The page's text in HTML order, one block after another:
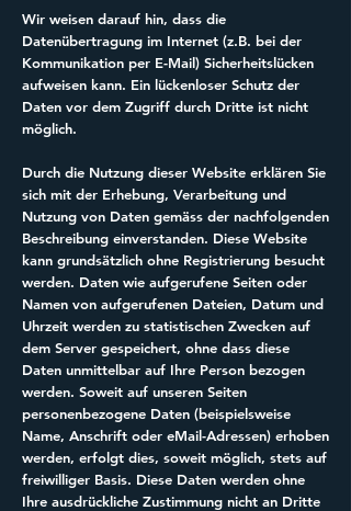
Wir weisen darauf hin, dass die
Datenübertragung im Internet (z.B. bei der
Kommunikation per E-Mail) Sicherheitslücken
aufweisen kann. Ein lückenloser Schutz der
Daten vor dem Zugriff durch Dritte ist nicht
möglich.
Durch die Nutzung dieser Website erklären Sie
sich mit der Erhebung, Verarbeitung und
Nutzung von Daten gemäss der nachfolgenden
Beschreibung einverstanden. Diese Website
kann grundsätzlich ohne Registrierung besucht
werden. Daten wie aufgerufene Seiten oder
Namen von aufgerufenen Dateien, Datum und
Uhrzeit werden zu statistischen Zwecken auf
dem Server gespeichert, ohne dass diese
Daten unmittelbar auf Ihre Person bezogen
werden. Soweit auf unseren Seiten
personenbezogene Daten (beispielsweise
Name, Anschrift oder eMail-Adressen) erhoben
werden, erfolgt dies, soweit möglich, stets auf
freiwilliger Basis. Diese Daten werden ohne
Ihre ausdrückliche Zustimmung nicht an Dritte